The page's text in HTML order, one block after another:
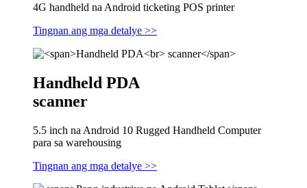
4G handheld na Android ticketing POS printer
Tingnan ang mga detalye >>
Handheld PDA
scanner
5.5 inch na Android 10 Rugged Handheld Computer
para sa warehousing
Tingnan ang mga detalye >>